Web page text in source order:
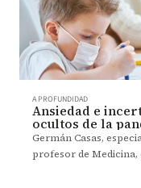
A PROFUNDIDAD
Ansiedad e
ocultos de la
Germán Casas,
profesor de Medicina,